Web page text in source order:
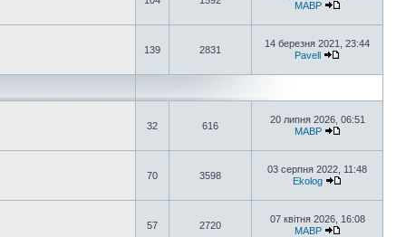
MABP
139 2831
14 березня 2021, 23:44
Pavell
32 616
20 липня 2026, 06:51
MABP
70 3598
03 серпня 2022, 11:48
Ekolog
57 2720
07 квітня 2026, 16:08
MABP